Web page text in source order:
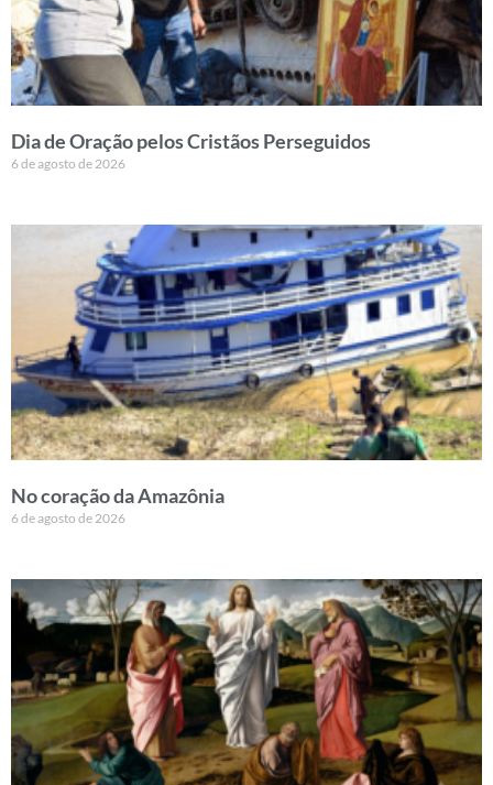
Dia de Oração pelos Cristãos Perseguidos
6 de agosto de 2026
No coração da Amazônia
6 de agosto de 2026